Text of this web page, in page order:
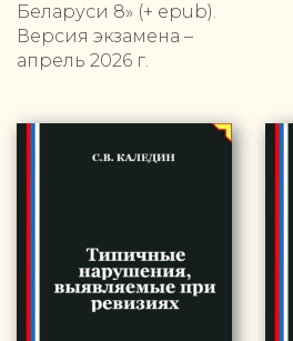
Беларуси 8» (+ epub).
Версия экзамена –
апрель 2026 г.